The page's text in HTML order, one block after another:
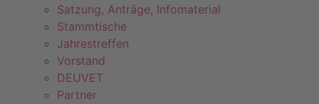
Satzung, Anträge, Infomaterial
Stammtische
Jahrestreffen
Vorstand
DEUVET
Partner